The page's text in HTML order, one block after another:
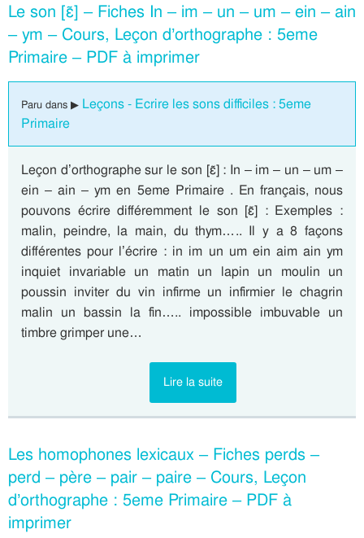
Le son [ɛ̃] – Fiches In – im – un – um – ein – ain
– ym – Cours, Leçon d’orthographe : 5eme
Primaire – PDF à imprimer
Paru dans ▶ Leçons - Ecrire les sons difficiles : 5eme
Primaire
Leçon d’orthographe sur le son [ɛ̃] : In – im – un – um –
ein – ain – ym en 5eme Primaire . En français, nous
pouvons écrire différemment le son [ɛ̃] : Exemples :
malin, peindre, la main, du thym….. Il y a 8 façons
différentes pour l’écrire : in im un um ein aim ain ym
inquiet invariable un matin un lapin un moulin un
poussin inviter du vin infirme un infirmier le chagrin
malin un bassin la fin….. impossible imbuvable un
timbre grimper une…
Lire la suite
Les homophones lexicaux – Fiches perds –
perd – père – pair – paire – Cours, Leçon
d’orthographe : 5eme Primaire – PDF à
imprimer